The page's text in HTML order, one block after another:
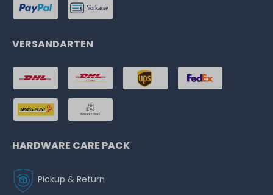
VERSANDARTEN
HARDWARE CARE PACK
Pickup & Return